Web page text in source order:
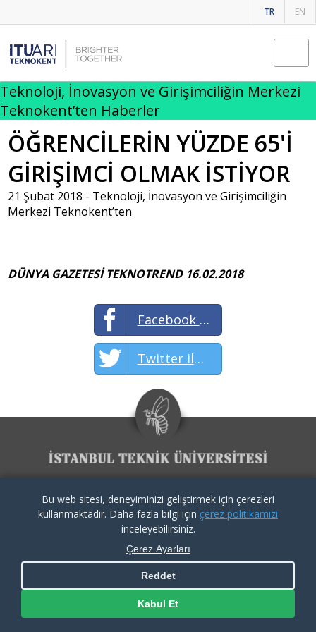
TR EN
Teknoloji, İnovasyon ve Girişimciliğin Merkezi
Teknokent’ten Haberler
ÖĞRENCİLERİN YÜZDE 65'İ
GİRİŞİMCİ OLMAK İSTİYOR
21 Şubat 2018 - Teknoloji, İnovasyon ve Girişimciliğin
Merkezi Teknokent’ten
DÜNYA GAZETESİ TEKNOTREND 16.02.2018
Facebook ile Paylaş
Twitter ile Paylaş
KVKK İlgili Kişi Başvuru Formu | Aydınlatma Metni |
Çerez
Politikası
Copyright By İTÜ ARI Teknokent
Bu web sitesi, deneyiminizi geliştirmek için çerezleri
kullanmaktadır. Daha fazla bilgi için çerez politikamızı
inceleyebilirsiniz.
Çerez Ayarları
Reddet
Kabul Et